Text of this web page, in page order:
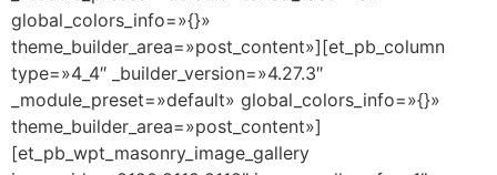
global_colors_info=»{}»
theme_builder_area=»post_content»][et_pb_column
type=»4_4″ _builder_version=»4.27.3″
_module_preset=»default» global_colors_info=»{}»
theme_builder_area=»post_content»]
[et_pb_wpt_masonry_image_gallery